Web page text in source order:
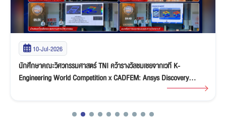
10-Jul-2026
นักศึกษาคณะวิศวกรรมศาสตร์ TNI คว้ารางวัลชมเชยจากเวที K-
Engineering World Competition x CADFEM: Ansys Discovery